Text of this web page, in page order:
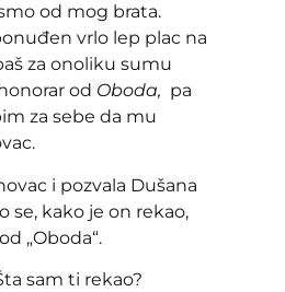
od mog brata.
vrlo lep plac na
za onoliku sumu
od Oboda, pa
za sebe da mu
i pozvala Dušana
se, kako je on rekao,
„Oboda“.
sam ti rekao?